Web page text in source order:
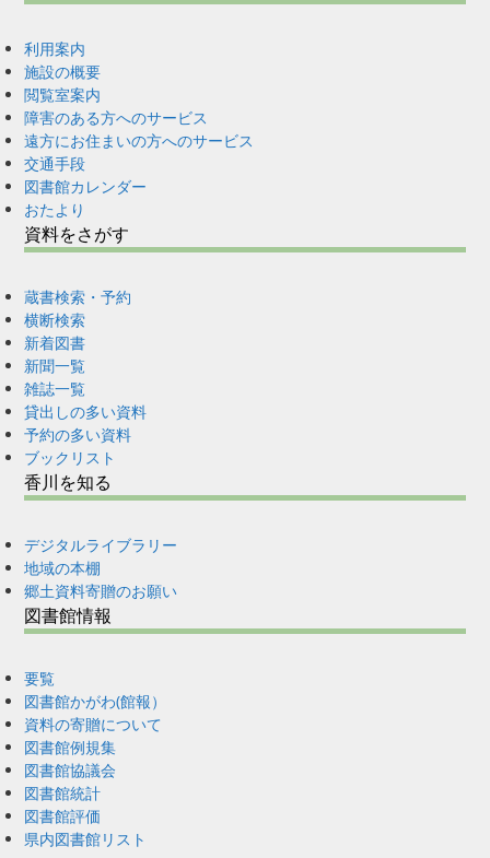
利用案内
施設の概要
閲覧室案内
障害のある方へのサービス
遠方にお住まいの方へのサービス
交通手段
図書館カレンダー
おたより
資料をさがす
蔵書検索・予約
横断検索
新着図書
新聞一覧
雑誌一覧
貸出しの多い資料
予約の多い資料
ブックリスト
香川を知る
デジタルライブラリー
地域の本棚
郷土資料寄贈のお願い
図書館情報
要覧
図書館かがわ(館報）
資料の寄贈について
図書館例規集
図書館協議会
図書館統計
図書館評価
県内図書館リスト